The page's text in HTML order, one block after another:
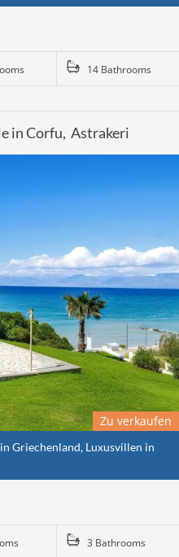
14 Bathrooms
in Corfu, Astrakeri
Zu verkaufen
Griechenland, Luxusvillen in
3 Bathrooms